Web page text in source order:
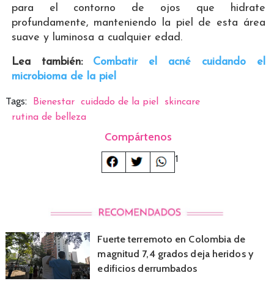
para el contorno de ojos que hidrate
profundamente, manteniendo la piel de esta área
suave y luminosa a cualquier edad.
Lea también:
Combatir el acné cuidando el
microbioma de la piel
Tags: Bienestar cuidado de la piel
skincare
rutina de belleza
Compártenos
1
Fuerte terremoto en Colombia de
magnitud 7,4 grados deja heridos y
edificios derrumbados